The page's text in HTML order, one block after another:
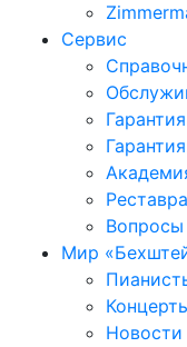
Сервис
Мир
Новости